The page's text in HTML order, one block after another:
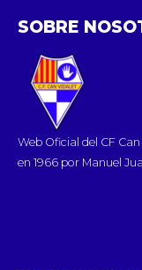
SOBRE
Web Oficial del CF
en 1966 por Manuel